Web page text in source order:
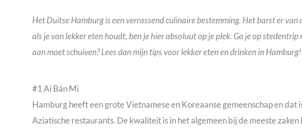
Het Duitse Hamburg is een verrassend culinaire bestemming. Het barst er van
als je van lekker eten houdt, ben je hier absoluut op je plek. Ga je op
aan moet schuiven? Lees dan mijn tips voor lekker eten en drinken in Hamburg!
#1 Ai Bán Mì
Hamburg heeft een grote Vietnamese en Koreaanse gemeenschap en dat
Aziatische restaurants. De kwaliteit is in het algemeen bij de meeste zaken